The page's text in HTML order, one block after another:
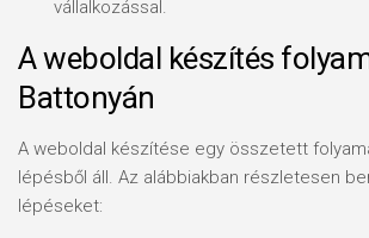
vállalkozással.
A weboldal készítés
Battonyán
A weboldal készítése egy összetett
lépésből áll. Az alábbiakban részletesen
lépéseket: